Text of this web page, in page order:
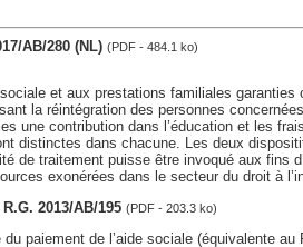
AB/280 (NL) (PDF - 484.1 ko)
et aux prestations familiales
la réintégration des personnes
une contribution dans l’éducation et les
distinctes dans chacune. Les deux
de traitement puisse être invoqué aux fins
exonérées dans le secteur du droit à
2013/AB/195 (PDF - 203.3 ko)
du paiement de l’aide sociale (équivalente